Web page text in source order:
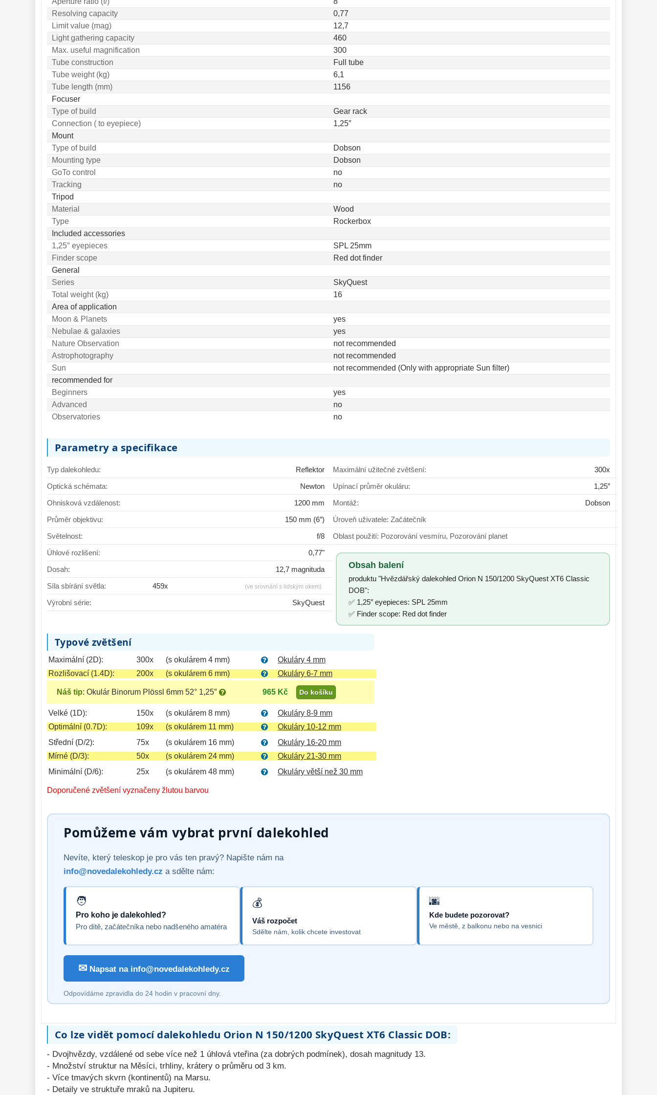
Komponenty
Pozorovací
dalekohledy
Binokulární
dalekohledy
285
Dálkoměry a Noční
vidění
17
Mikroskopy
Příslušenství
mikroskopů
Meteostanice
Foto stativy
Ostatní
Bazar
Resolving capacity
0,77
Limit value (mag)
12,7
Light gathering capacity
460
Max. useful magnification
300
Tube construction
Full tube
Tube weight (kg)
6,1
Tube length (mm)
1156
Focuser
Type of build
Gear rack
Connection ( to eyepiece)
1,25″
Mount
Type of build
Dobson
Mounting type
Dobson
GoTo control
no
Tracking
no
Tripod
Material
Wood
Type
Rockerbox
Included accessories
1,25″ eyepieces
SPL 25mm
Finder scope
Red dot finder
General
Series
SkyQuest
Total weight (kg)
16
Area of application
Moon & Planets
yes
Nebulae & galaxies
yes
Nature Observation
not recommended
Astrophotography
not recommended
Sun
not recommended (Only with appropriate Sun filter)
recommended for
Beginners
yes
Advanced
no
Observatories
no
Parametry a specifikace
Typ dalekohledu:
Reflektor
Optická schémata:
Newton
Ohnisková vzdálenost:
1200 mm
Průměr objektivu:
150 mm (6″)
Světelnost:
f/8
Úhlové rozlišení:
0,77"
Dosah:
12,7 magnituda
Síla sbírání světla:
459x (ve srovnání s lidským okem)
Výrobní série: SkyQuest
Maximální užitečné zvětšení:
300x
Upínací průměr okuláru:
1,25″
Montáž:
Dobson
Úroveň uživatele: Začátečník
Oblast použití: Pozorování vesmíru, Pozorování planet
Obsah balení
produktu "Hvězdářský dalekohled Orion N 150/1200 SkyQuest XT6 Classic
DOB":
✅ 1,25″ eyepieces: SPL 25mm
✅ Finder scope: Red dot finder
Typové zvětšení
Maximální (2D): 300x (s okulárem 4 mm)
Okuláry 4 mm
Rozlišovací (1.4D):
200x (s okulárem 6 mm) Okuláry 6-7 mm
Náš tip: Okulár Binorum Plössl 6mm 52° 1,25″ 965 Kč Do košíku
Velké (1D): 150x (s okulárem 8 mm)
Okuláry 8-9 mm
Optimální (0.7D):
109x (s okulárem 11 mm)
Okuláry 10-12 mm
Střední (D/2):
75x (s okulárem 16 mm)
Okuláry 16-20 mm
Mírné (D/3):
50x (s okulárem 24 mm)
Okuláry 21-30 mm
Minimální (D/6):
25x (s okulárem 48 mm) Okuláry větší než 30 mm
Doporučené zvětšení vyznačeny žlutou barvou
Pomůžeme vám vybrat první dalekohled
Nevíte, který teleskop je pro vás ten pravý? Napište nám na
info@novedalekohledy.cz a sdělte nám:
Pro koho je dalekohled?
Pro dítě, začátečníka nebo nadšeného amatéra
Váš rozpočet
Sdělte nám, kolik chcete investovat
Kde budete pozorovat?
Ve městě, z balkonu nebo na vesnici
✉ Napsat na info@novedalekohledy.cz
Odpovídáme zpravidla do 24 hodin v pracovní dny.
Co lze vidět pomocí dalekohledu Orion N 150/1200 SkyQuest XT6 Classic DOB:
- Dvojhvězdy, vzdálené od sebe více než 1 úhlová vteřina (za dobrých podmínek), dosah magnitudy 13.
- Množství struktur na Měsíci, trhliny, krátery o průměru od 3 km.
- Více tmavých skvrn (kontinentů) na Marsu.
- Detaily ve struktuře mraků na Jupiteru.